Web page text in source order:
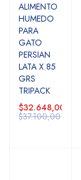
ALIMENTO
HUMEDO
PARA
GATO
PERSIAN
LATA X 85
GRS
TRIPACK
$32.648,00
$37.100,00